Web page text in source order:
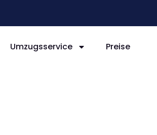
Umzugsservice Preise